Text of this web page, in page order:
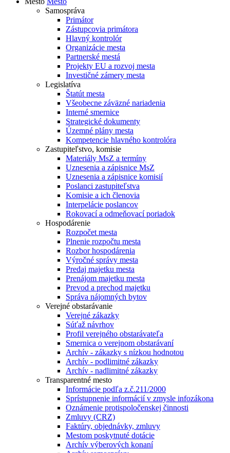
Samospráva
Primátor
Zástupcovia primátora
Hlavný kontrolór
Organizácie mesta
Partnerské mestá
Projekty EU a rozvoj mesta
Investičné zámery mesta
Legislatíva
Štatút mesta
Všeobecne záväzné nariadenia
Interné smernice
Strategické dokumenty
Územné plány mesta
Kompetencie hlavného kontrolóra
Zastupiteľstvo, komisie
Materiály MsZ a termíny
Uznesenia a zápisnice MsZ
Uznesenia a zápisnice komisií
Poslanci zastupiteľstva
Komisie a ich členovia
Interpelácie poslancov
Rokovací a odmeňovací poriadok
Hospodárenie
Rozpočet mesta
Plnenie rozpočtu mesta
Rozbor hospodárenia
Výročné správy mesta
Predaj majetku mesta
Prenájom majetku mesta
Prevod a prechod majetku
Správa nájomných bytov
Verejné obstarávanie
Verejné zákazky
Súťaž návrhov
Profil verejného obstarávateľa
Smernica o verejnom obstarávaní
Archív - zákazky s nízkou hodnotou
Archív - podlimitné zákazky
Archív - nadlimitné zákazky
Transparentné mesto
Informácie podľa z.č.211/2000
Sprístupnenie informácií v zmysle infozákona
Oznámenie protispoločenskej činnosti
Zmluvy (CRZ)
Faktúry, objednávky, zmluvy
Mestom poskytnuté dotácie
Archív výberových konaní